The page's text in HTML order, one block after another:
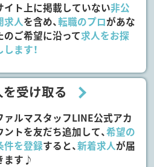
イト上に掲載していない非公
求人を含め、転職のプロがあな
のご希望に沿って求人をお探
します！
受け取る
ァルマスタッフLINE公式アカ
ントを友だち追加して、希望の
件を登録すると、新着求人が届
ます♪